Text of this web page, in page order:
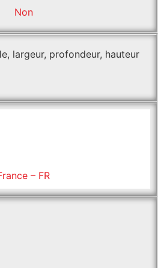
Non
largeur, profondeur, hauteur
– FR